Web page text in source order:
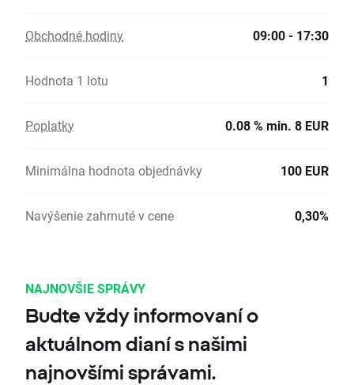
Obchodné hodiny 09:00 - 17:30
Hodnota 1 lotu 1
Poplatky 0.08 % min. 8 EUR
Minimálna hodnota objednávky 100 EUR
Navýšenie zahrnuté v cene 0,30%
NAJNOVŠIE SPRÁVY
Budte vždy informovaní o
aktuálnom dianí s našimi
najnovšími správami.